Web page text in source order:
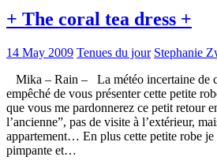
+ The coral tea dress +
14 May 2009 Tenues du jour Stephanie
Mika – Rain – La météo incertaine de
empêché de vous présenter cette petite
que vous me pardonnerez ce petit retour
l’ancienne”, pas de visite à l’extérieur,
appartement… En plus cette petite robe je
pimpante et…